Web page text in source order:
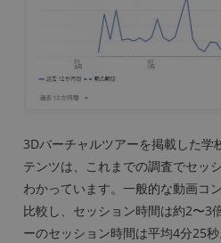
3Dバーチャルツアーを掲載した学
テンツは、これまでの調査でセッ
わかっています。一般的な動画コ
比較し、セッション時間は約2〜3
ーのセッション時間は平均4分25秒